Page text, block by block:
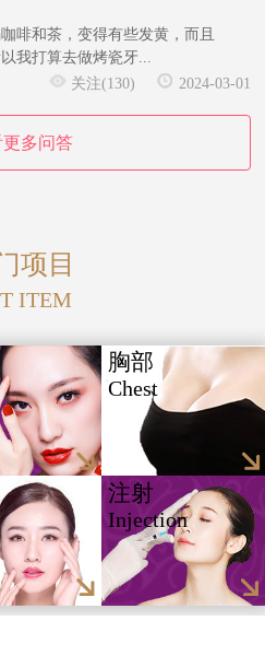
啡和茶，变得有些发黄，而且
我打算去做烤瓷牙...
关注(130)
2024-03-01
多问答
项目
ITEM
胸部
Chest
注射
Injection